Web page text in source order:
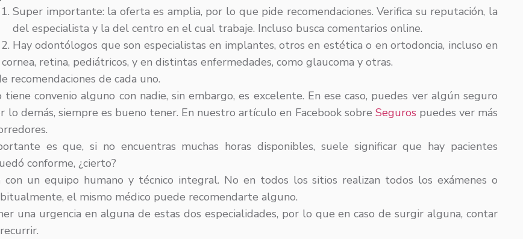
Super importante: la oferta es amplia, por lo que pide recomendaciones. Verifica su reputación, la
del especialista y la del centro en el cual trabaje. Incluso busca comentarios online.
Hay odontólogos que son especialistas en implantes, otros en estética o en ortodoncia, incluso en
retina, pediátricos, y en distintas enfermedades, como glaucoma y otras.
recomendaciones de cada uno.
convenio alguno con nadie, sin embargo, es excelente. En ese caso, puedes ver algún seguro
demás, siempre es bueno tener. En nuestro artículo en Facebook sobre Seguros puedes ver más
es que, si no encuentras muchas horas disponibles, suele significar que hay pacientes
conforme, ¿cierto?
un equipo humano y técnico integral. No en todos los sitios realizan todos los exámenes o
el mismo médico puede recomendarte alguno.
una urgencia en alguna de estas dos especialidades, por lo que en caso de surgir alguna, contar